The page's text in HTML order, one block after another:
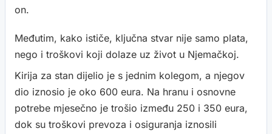
on.
Međutim, kako ističe, ključna stvar nije samo plata,
nego i troškovi koji dolaze uz život u Njemačkoj.
Kirija za stan dijelio je s jednim kolegom, a njegov
dio iznosio je oko 600 eura. Na hranu i osnovne
potrebe mjesečno je trošio između 250 i 350 eura,
dok su troškovi prevoza i osiguranja iznosili